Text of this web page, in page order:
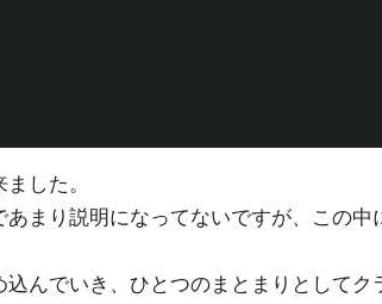
した。
まり説明になってないですが、この中
んでいき、ひとつのまとまりとしてク